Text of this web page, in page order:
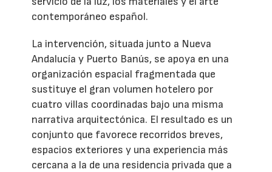
contemporáneo español.
La intervención, situada junto a Nueva
Andalucía y Puerto Banús, se apoya en una
organización espacial fragmentada que
sustituye el gran volumen hotelero por
cuatro villas coordinadas bajo una misma
narrativa arquitectónica. El resultado es un
conjunto que favorece recorridos breves,
espacios exteriores y una experiencia más
cercana a la de una residencia privada que a